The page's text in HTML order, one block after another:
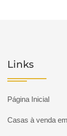
Links
Página Inicial
Casas à venda